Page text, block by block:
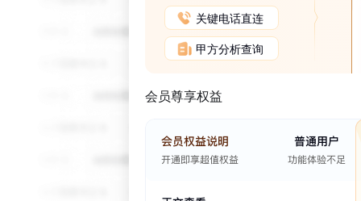
关键电话直连
甲方分析查询
会员尊享权益